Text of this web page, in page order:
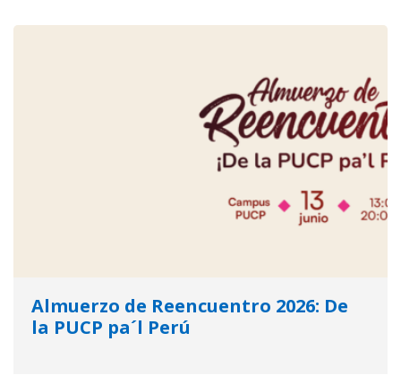
Almuerzo de Reencuentro 2026: De
la PUCP pa´l Perú